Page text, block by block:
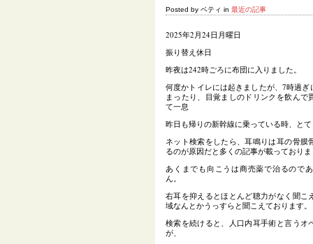
Posted by ベティ in 最近の記事
2025年2月24日月曜日
振り替え休日
昨夜は242時ごろに布団に入りました。
何度かトイレには起きましたが、7時過
まったり、目覚ましのドリンクを飲んで
て一息
昨日も帰りの新幹線に乗っている時、と
ネット検索をしたら、耳鳴りは耳の骨膜
るのが原因だと多くの記事が載っており
あくまでも向こうは商売薬で治るので
ん。
右耳を抑えるとほとんど聴力がなく聞こ
域なんとかうっすらと聞こえております。
検索を続けると、人口内耳手術と言うオ
が、